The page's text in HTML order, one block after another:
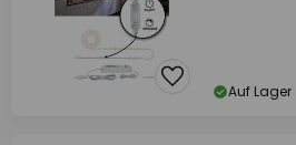
Auf Lager